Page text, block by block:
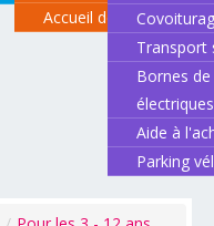
Accueil des gens du
Transport
Bornes
électriques
Aide à
Parking